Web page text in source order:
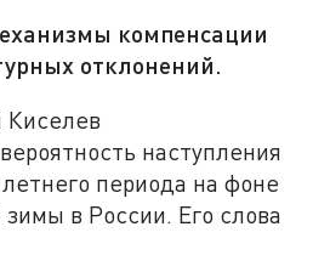
компенсации
отклонений.
Киселев
наступления
периода на фоне
в России. Его слова